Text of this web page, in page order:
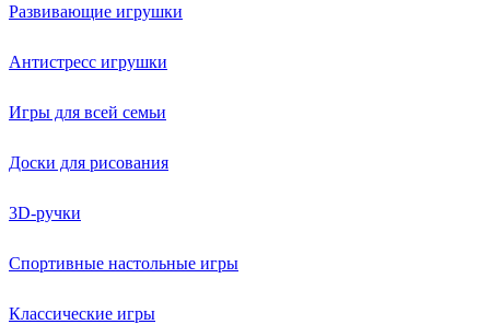
Развивающие игрушки
Антистресс игрушки
Игры для всей семьи
Доски для рисования
3D-ручки
Спортивные настольные игры
Классические игры